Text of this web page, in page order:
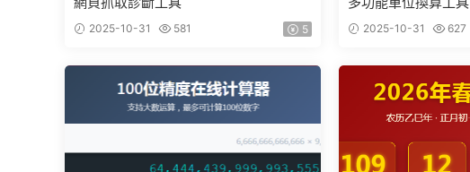
2025-10-31 581 5 2025-10-31 627